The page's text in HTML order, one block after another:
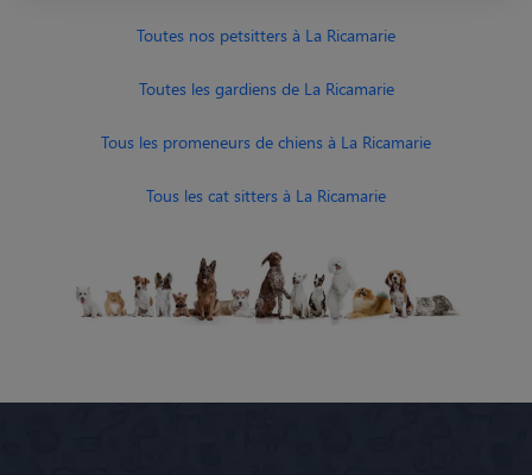
Toutes nos petsitters à La Ricamarie
Toutes les gardiens de La Ricamarie
Tous les promeneurs de chiens à La Ricamarie
Tous les cat sitters à La Ricamarie